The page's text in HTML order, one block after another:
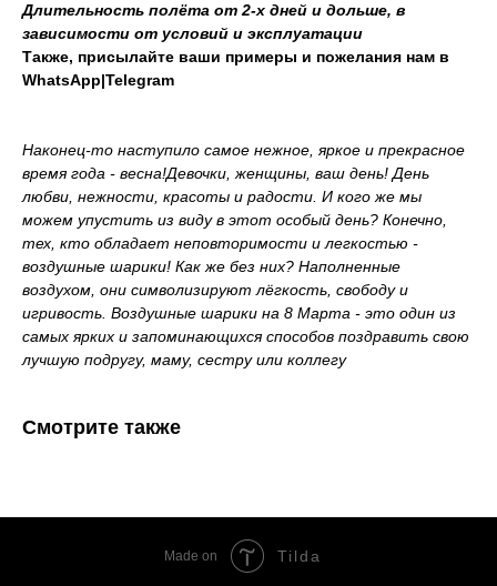
Длительность полёта от 2-х дней и дольше, в
зависимости от условий и эксплуатации
Также, присылайте ваши примеры и пожелания нам в
WhatsApp|Telegram
Наконец-то наступило самое нежное, яркое и прекрасное
время года - весна!Девочки, женщины, ваш день! День
любви, нежности, красоты и радости. И кого же мы
можем упустить из виду в этот особый день? Конечно,
тех, кто обладает неповторимости и легкостью -
воздушные шарики! Как же без них? Наполненные
воздухом, они символизируют лёгкость, свободу и
игривость. Воздушные шарики на 8 Марта - это один из
самых ярких и запоминающихся способов поздравить свою
лучшую подругу, маму, сестру или коллегу
Смотрите также
Made on Tilda